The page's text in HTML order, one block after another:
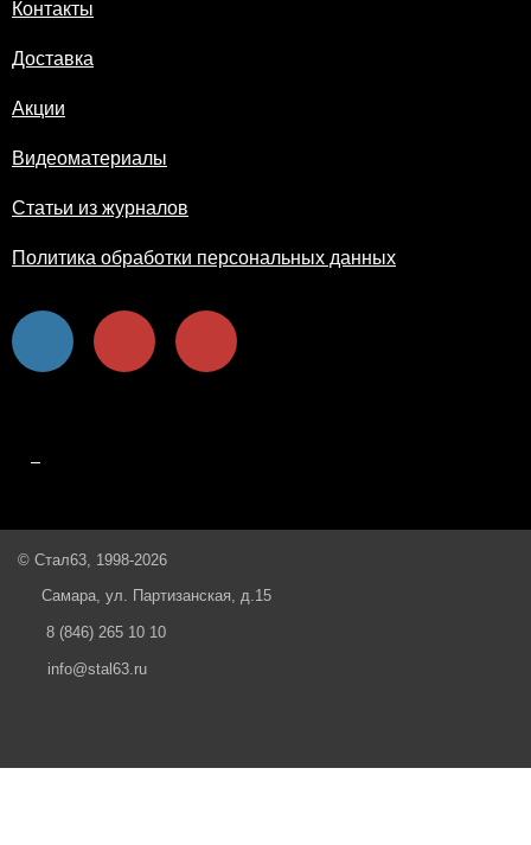
Контакты
Доставка
Акции
Видеоматериалы
Статьи из журналов
Политика обработки персональных данных
© Стал63, 1998-2026
Самара, ул. Партизанская, д.15
8 (846) 265 10 10
info@stal63.ru